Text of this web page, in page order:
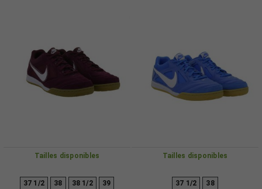
Tailles disponibles
37 1/2 38 38 1/2 39
Tailles disponibles
37 1/2 38